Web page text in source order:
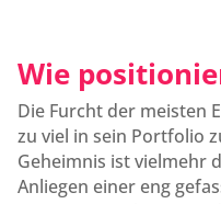
Wie
Die Furcht der meisten
zu viel in sein Portfolio
Geheimnis ist vielmehr
Anliegen einer eng